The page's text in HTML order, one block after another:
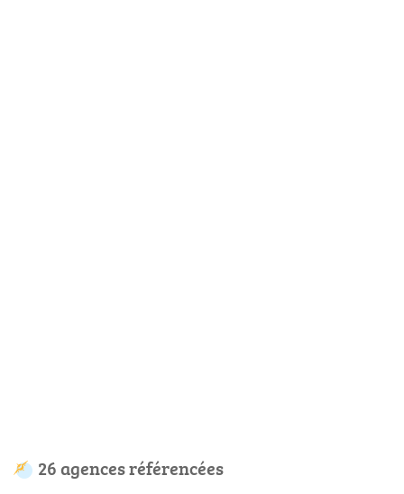
26 agences référencées